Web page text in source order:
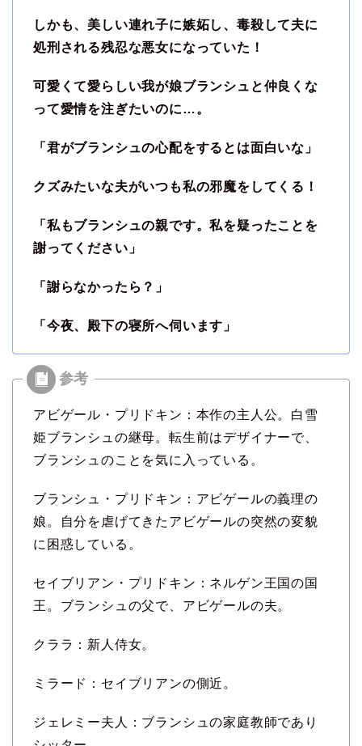
しかも、美しい連れ子に嫉妬し、毒殺して夫に
処刑される残忍な悪女になっていた！
可愛くて愛らしい我が娘ブランシュと仲良くな
って愛情を注ぎたいのに…。
「君がブランシュの心配をするとは面白いな」
クズみたいな夫がいつも私の邪魔をしてくる！
「私もブランシュの親です。私を疑ったことを
謝ってください」
「謝らなかったら？」
「今夜、殿下の寝所へ伺います」
アビゲール・プリドキン：本作の主人公。白雪
姫ブランシュの継母。転生前はデザイナーで、
ブランシュのことを気に入っている。
ブランシュ・プリドキン：アビゲールの義理の
娘。自分を虐げてきたアビゲールの突然の変貌
に困惑している。
セイブリアン・プリドキン：ネルゲン王国の国
王。ブランシュの父で、アビゲールの夫。
クララ：新人侍女。
ミラード：セイブリアンの側近。
ジェレミー夫人：ブランシュの家庭教師であり